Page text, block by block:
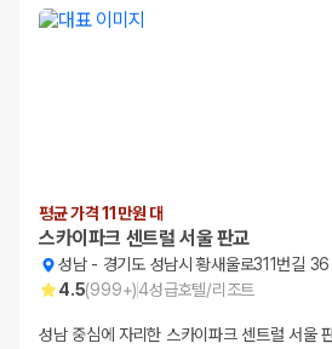
평균 가격 11만원 대
스카이파크 센트럴 서울 판교
성남- 경기도 성남시 황새울로311번길 36
4.5(999+)4성급호텔/리조트
성남 중심에 자리한 스카이파크 센트럴 서울